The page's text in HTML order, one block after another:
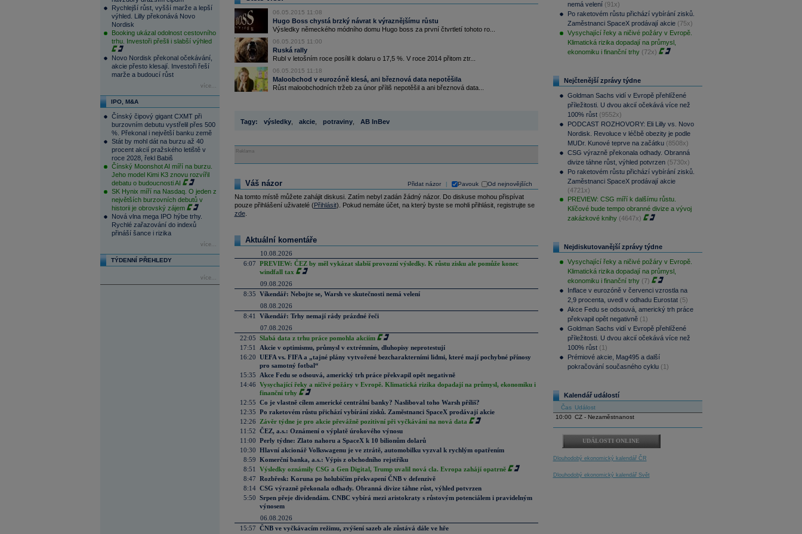
Rychlejší růst, vyšší marže a lepší
výhled. Lilly překonává Novo
Nordisk
Booking ukázal odolnost cestovního
trhu. Investoři přešli i slabší výhled
Novo Nordisk překonal očekávání,
akcie přesto klesají. Investoři řeší
marže a budoucí růst
více...
IPO, M&A
Čínský čipový gigant CXMT při
burzovním debutu vystřelil přes 500
%. Překonal i největší banku země
Stát by mohl dát na burzu až 40
procent akcií pražského letiště v
roce 2028, řekl Babiš
Čínský Moonshot AI míří na burzu.
Jeho model Kimi K3 znovu rozvířil
debatu o budoucnosti AI
SK Hynix míří na Nasdaq. O jeden z
největších burzovních debutů v
historii je obrovský zájem
Nová vlna mega IPO hýbe trhy.
Rychlé zařazování do indexů
přináší šance i rizika
více...
TÝDENNÍ PŘEHLEDY
více...
06.05.2015 11:08
Hugo Boss chystá brzký návrat k výraznějšímu růstu
Výsledky německého módního domu Hugo boss za první čtvrtletí tohoto ro...
06.05.2015 11:00
Ruská rally
Rubl v letošním roce posílil k dolaru o 17,5 %. V roce 2014 přitom ztr...
06.05.2015 11:18
Maloobchod v eurozóně klesá, ani březnová data nepotěšila
Růst maloobchodních tržeb za únor příliš nepotěšil a ani březnová data...
Tagy: výsledky, akcie, potraviny, AB InBev
Reklama
Přidat názor Pavouk Od nejnovějších
Váš názor
Na tomto místě můžete zahájit diskusi. Zatím nebyl zadán žádný názor. Do diskuse mohou přispívat
pouze přihlášení uživatelé (Přihlásit). Pokud nemáte účet, na který byste se mohli přihlásit, registrujte se
zde.
Aktuální komentáře
10.08.2026
6:07 PREVIEW: ČEZ by měl vykázat slabší provozní výsledky. K růstu zisku ale pomůže konec
windfall tax
09.08.2026
8:35 Víkendář: Nebojte se, Warsh ve skutečnosti nemá velení
08.08.2026
8:41
Víkendář: Trhy nemají rády prázdné řeči
07.08.2026
22:05 Slabá data z trhu práce pomohla akciím
17:51
Akcie v optimismu, průmysl v extrémním, dluhopisy neprotestují
16:20 UEFA vs. FIFA a „tajné plány vytvořené bezcharakterními lidmi, které mají pochybné přínosy
pro samotný fotbal“
15:35
Akce Fedu se odsouvá, americký trh práce překvapil opět negativně
14:46 Vysychající řeky a ničivé požáry v Evropě. Klimatická rizika dopadají na průmysl, ekonomiku i
finanční trhy
12:55 Co je vlastně cílem americké centrální banky? Nasliboval toho Warsh příliš?
12:35 Po raketovém růstu přichází vybírání zisků. Zaměstnanci SpaceX prodávají akcie
12:26
Závěr týdne je pro akcie převážně pozitivní při vyčkávání na nová data
11:52 ČEZ, a.s.: Oznámení o výplatě úrokového výnosu
11:00 Perly týdne: Zlato nahoru a SpaceX k 10 bilionům dolarů
10:30 Hlavní akcionář Volkswagenu je ve ztrátě, automobilku vyzval k rychlým opatřením
8:59 Komerční banka, a.s.: Výpis z obchodního rejstříku
8:51
Výsledky oznámily CSG a Gen Digital, Trump uvalil nová cla. Evropa zahájí opatrně
8:47 Rozbřesk: Koruna po holubičím překvapení ČNB v defenzivě
8:14 CSG výrazně překonala odhady. Obranná divize táhne růst, výhled potvrzen
5:50 Srpen přeje dividendám. CNBC vybírá mezi aristokraty s růstovým potenciálem i pravidelným
výnosem
06.08.2026
15:57 ČNB ve vyčkávacím režimu, zvýšení sazeb ale zůstává dále ve hře
nemá velení (91x)
Po raketovém růstu přichází vybírání zisků.
Zaměstnanci SpaceX prodávají akcie (75x)
Vysychající řeky a ničivé požáry v Evropě.
Klimatická rizika dopadají na průmysl,
ekonomiku i finanční trhy (72x)
Nejčtenější zprávy týdne
Goldman Sachs vidí v Evropě přehlížené
příležitosti. U dvou akcií očekává více než
100% růst (9552x)
PODCAST ROZHOVORY: Eli Lilly vs. Novo
Nordisk. Revoluce v léčbě obezity je podle
MUDr. Kunové teprve na začátku (8508x)
CSG výrazně překonala odhady. Obranná
divize táhne růst, výhled potvrzen (5730x)
Po raketovém růstu přichází vybírání zisků.
Zaměstnanci SpaceX prodávají akcie
(4721x)
PREVIEW: CSG míří k dalšímu růstu.
Klíčové bude tempo obranné divize a vývoj
zakázkové knihy (4647x)
Nejdiskutovanější zprávy týdne
Vysychající řeky a ničivé požáry v Evropě.
Klimatická rizika dopadají na průmysl,
ekonomiku i finanční trhy (7)
Inflace v eurozóně v červenci vzrostla na
2,9 procenta, uvedl v odhadu Eurostat (5)
Akce Fedu se odsouvá, americký trh práce
překvapil opět negativně (1)
Goldman Sachs vidí v Evropě přehlížené
příležitosti. U dvou akcií očekává více než
100% růst (1)
Prémiové akcie, Mag495 a další
pokračování současného cyklu (1)
Kalendář událostí
Čas Událost
10:00 CZ - Nezaměstnanost
UDÁLOSTI ONLINE
Dlouhodobý ekonomický kalendář ČR
Dlouhodobý ekonomický kalendář Svět